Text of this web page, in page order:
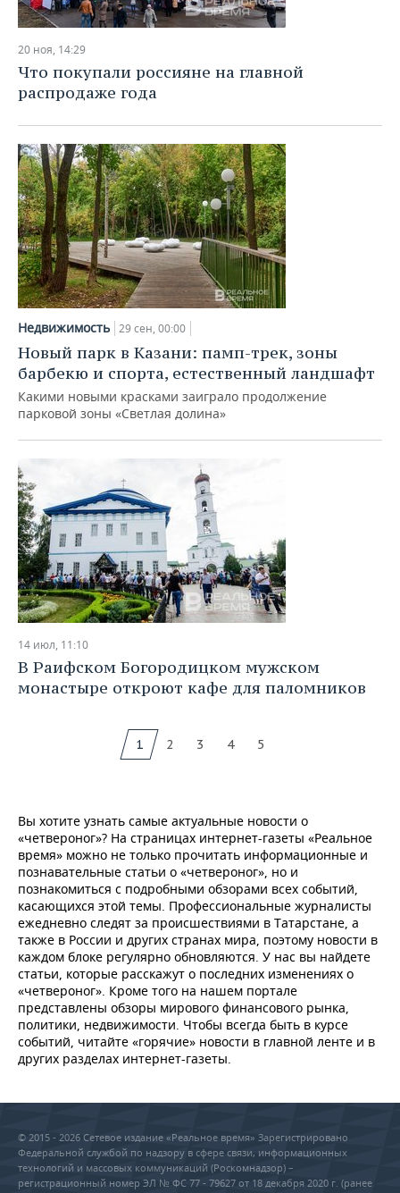
20 ноя, 14:29
Что покупали россияне на главной
распродаже года
Недвижимость 29 сен, 00:00
Новый парк в Казани: памп-трек, зоны
барбекю и спорта, естественный ландшафт
Какими новыми красками заиграло продолжение
парковой зоны «Светлая долина»
14 июл, 11:10
В Раифском Богородицком мужском
монастыре откроют кафе для паломников
1 2 3 4 5
Вы хотите узнать самые актуальные новости о
«четвероног»? На страницах интернет-газеты «Реальное
время» можно не только прочитать информационные и
познавательные статьи о «четвероног», но и
познакомиться с подробными обзорами всех событий,
касающихся этой темы. Профессиональные журналисты
ежедневно следят за происшествиями в Татарстане, а
также в России и других странах мира, поэтому новости в
каждом блоке регулярно обновляются. У нас вы найдете
статьи, которые расскажут о последних изменениях о
«четвероног». Кроме того на нашем портале
представлены обзоры мирового финансового рынка,
политики, недвижимости. Чтобы всегда быть в курсе
событий, читайте «горячие» новости в главной ленте и в
других разделах интернет-газеты.
© 2015 - 2026 Сетевое издание «Реальное время» Зарегистрировано
Федеральной службой по надзору в сфере связи, информационных
технологий и массовых коммуникаций (Роскомнадзор) –
регистрационный номер ЭЛ № ФС 77 - 79627 от 18 декабря 2020 г. (ранее